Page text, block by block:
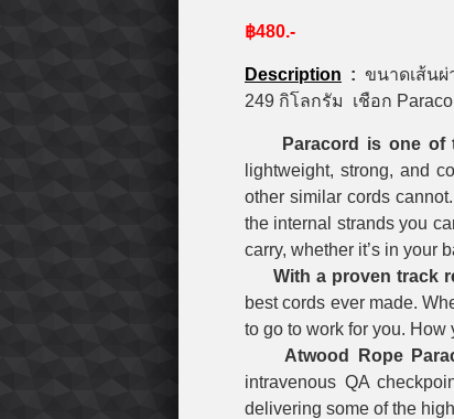
฿480.-
Description : ขนาดเส้นผ่
249 กิโลกรัม เชือก
Paracord is one of
lightweight, strong, and
other similar cords
the internal strands you
carry, whether it’s in your
With a proven track
best cords ever made.
to go to work for you.
Atwood Rope
intravenous QA
delivering some of the